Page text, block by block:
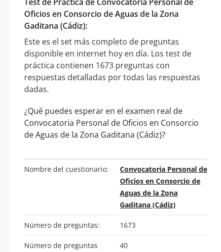
Oficios en Consorcio de Aguas de la Zona
Gaditana (Cádiz):
Este es el set más completo de preguntas
disponible en internet hoy en día. Los test de
práctica contienen 1673 preguntas con
respuestas detalladas por todas las respuestas
dadas.
¿Qué puedes esperar en el examen real de
Convocatoria Personal de Oficios en Consorcio
de Aguas de la Zona Gaditana (Cádiz)?
Nombre del cuestionario:
Convocatoria Personal de
Oficios en Consorcio de
Aguas de la Zona
Gaditana (Cádiz)
Número de preguntas: 1673
Número de preguntas 40